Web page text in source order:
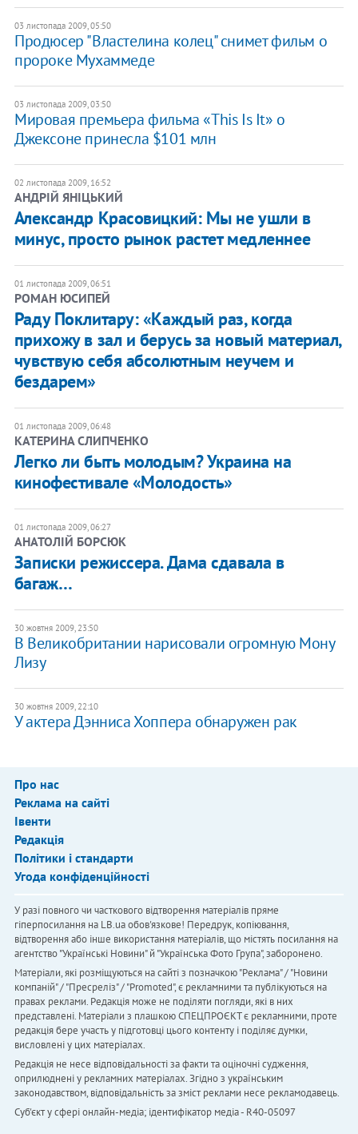
03 листопада 2009, 05:50
Продюсер "Властелина колец" снимет фильм о
пророке Мухаммеде
03 листопада 2009, 03:50
Мировая премьера фильма «This Is It» о
Джексоне принесла $101 млн
02 листопада 2009, 16:52
АНДРІЙ ЯНІЦЬКИЙ
Александр Красовицкий: Мы не ушли в
минус, просто рынок растет медленнее
01 листопада 2009, 06:51
РОМАН ЮСИПЕЙ
Раду Поклитару: «Каждый раз, когда
прихожу в зал и берусь за новый материал,
чувствую себя абсолютным неучем и
бездарем»
01 листопада 2009, 06:48
КАТЕРИНА СЛИПЧЕНКО
Легко ли быть молодым? Украина на
кинофестивале «Молодость»
01 листопада 2009, 06:27
АНАТОЛІЙ БОРСЮК
Записки режиссера. Дама сдавала в
багаж…
30 жовтня 2009, 23:50
В Великобритании нарисовали огромную Мону
Лизу
30 жовтня 2009, 22:10
У актера Дэнниса Хоппера обнаружен рак
Про нас
Реклама на сайті
Івенти
Редакція
Політики і стандарти
Угода конфіденційності
У разі повного чи часткового відтворення матеріалів пряме
гіперпосилання на LB.ua обов'язкове! Передрук, копіювання,
відтворення або інше використання матеріалів, що містять посилання на
агентство "Українськi Новини" й "Українська Фото Група", заборонено.
Матеріали, які розміщуються на сайті з позначкою "Реклама" / "Новини
компаній" / "Пресреліз" / "Promoted", є рекламними та публікуються на
правах реклами. Редакція може не поділяти погляди, які в них
представлені. Матеріали з плашкою СПЕЦПРОЄКТ є рекламними, проте
редакція бере участь у підготовці цього контенту і поділяє думки,
висловлені у цих матеріалах.
Редакція не несе відповідальності за факти та оціночні судження,
оприлюднені у рекламних матеріалах. Згідно з українським
законодавством, відповідальність за зміст реклами несе рекламодавець.
Cуб'єкт у сфері онлайн-медіа; ідентифікатор медіа - R40-05097